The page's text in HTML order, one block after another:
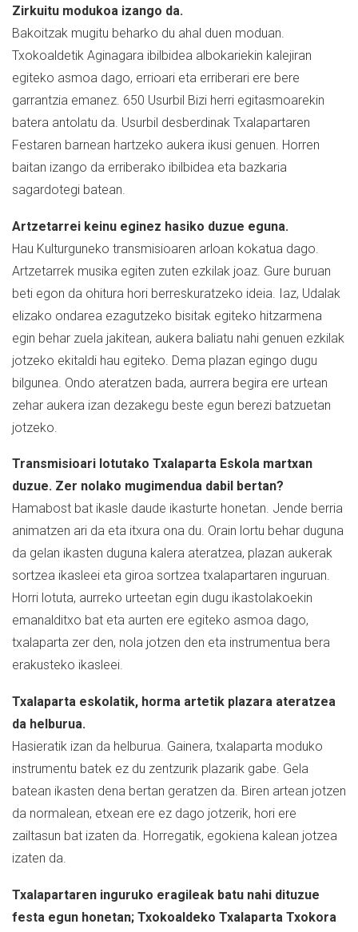
Zirkuitu modukoa izango da.
Bakoitzak mugitu beharko du ahal duen moduan.
Txokoaldetik Aginagara ibilbidea albokariekin kalejiran
egiteko asmoa dago, errioari eta erriberari ere bere
garrantzia emanez. 650 Usurbil Bizi herri egitasmoarekin
batera antolatu da. Usurbil desberdinak Txalapartaren
Festaren barnean hartzeko aukera ikusi genuen. Horren
baitan izango da erriberako ibilbidea eta bazkaria
sagardotegi batean.
Artzetarrei keinu eginez hasiko duzue eguna.
Hau Kulturguneko transmisioaren arloan kokatua dago.
Artzetarrek musika egiten zuten ezkilak joaz. Gure buruan
beti egon da ohitura hori berreskuratzeko ideia. Iaz, Udalak
elizako ondarea ezagutzeko bisitak egiteko hitzarmena
egin behar zuela jakitean, aukera baliatu nahi genuen ezkilak
jotzeko ekitaldi hau egiteko. Dema plazan egingo dugu
bilgunea. Ondo ateratzen bada, aurrera begira ere urtean
zehar aukera izan dezakegu beste egun berezi batzuetan
jotzeko.
Transmisioari lotutako Txalaparta Eskola martxan
duzue. Zer nolako mugimendua dabil bertan?
Hamabost bat ikasle daude ikasturte honetan. Jende berria
animatzen ari da eta itxura ona du. Orain lortu behar duguna
da gelan ikasten duguna kalera ateratzea, plazan aukerak
sortzea ikasleei eta giroa sortzea txalapartaren inguruan.
Horri lotuta, aurreko urteetan egin dugu ikastolakoekin
emanalditxo bat eta aurten ere egiteko asmoa dago,
txalaparta zer den, nola jotzen den eta instrumentua bera
erakusteko ikasleei.
Txalaparta eskolatik, horma artetik plazara ateratzea
da helburua.
Hasieratik izan da helburua. Gainera, txalaparta moduko
instrumentu batek ez du zentzurik plazarik gabe. Gela
batean ikasten dena bertan geratzen da. Biren artean jotzen
da normalean, etxean ere ez dago jotzerik, hori ere
zailtasun bat izaten da. Horregatik, egokiena kalean jotzea
izaten da.
Txalapartaren inguruko eragileak batu nahi dituzue
festa egun honetan; Txokoaldeko Txalaparta Txokora